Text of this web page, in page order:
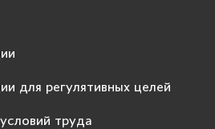
для регулятивных целей
труда